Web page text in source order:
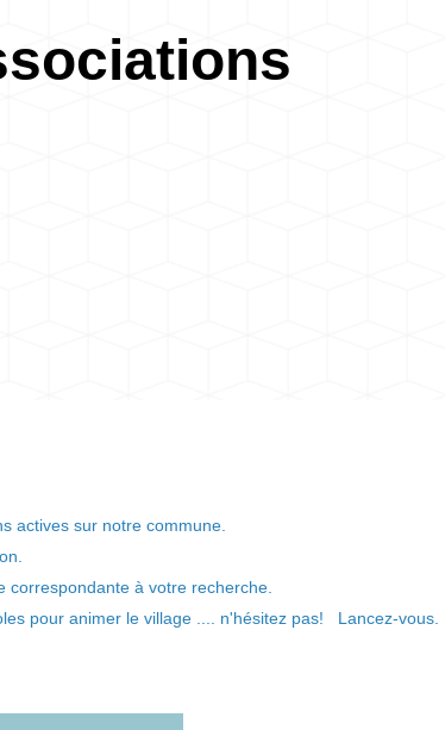
actives sur notre commune.
correspondante à votre recherche.
pour animer le village .... n'hésitez pas! Lancez-vous.